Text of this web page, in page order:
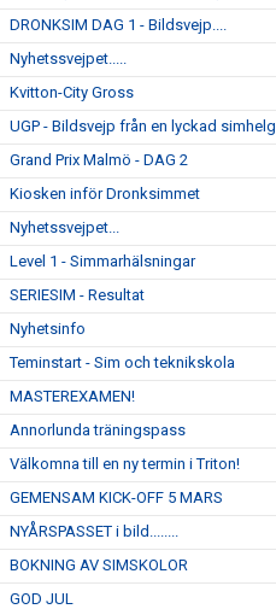
DRONKSIM DAG 1 - Bildsvejp....
Nyhetssvejpet.....
Kvitton-City Gross
UGP - Bildsvejp från en lyckad simhelg
Grand Prix Malmö - DAG 2
Kiosken inför Dronksimmet
Nyhetssvejpet...
Level 1 - Simmarhälsningar
SERIESIM - Resultat
Nyhetsinfo
Teminstart - Sim och teknikskola
MASTEREXAMEN!
Annorlunda träningspass
Välkomna till en ny termin i Triton!
GEMENSAM KICK-OFF 5 MARS
NYÅRSPASSET i bild........
BOKNING AV SIMSKOLOR
GOD JUL